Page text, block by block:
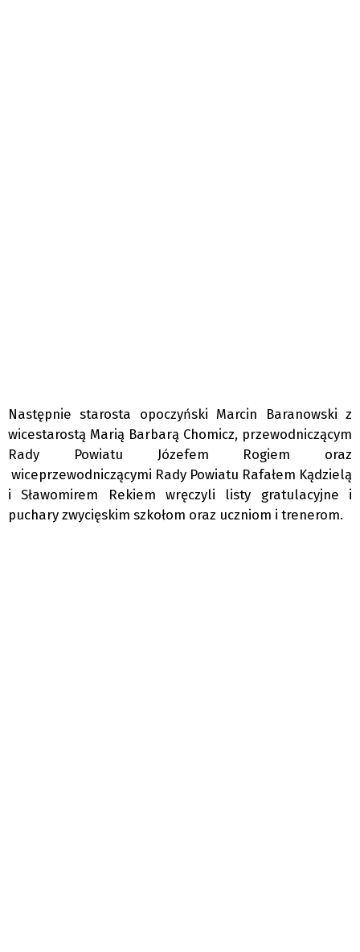
Następnie starosta opoczyński Marcin Baranowski z
wicestarostą Marią Barbarą Chomicz, przewodniczącym
Rady Powiatu Józefem Rogiem oraz
wiceprzewodniczącymi Rady Powiatu Rafałem Kądzielą
i Sławomirem Rekiem wręczyli listy gratulacyjne i
puchary zwycięskim szkołom oraz uczniom i trenerom.